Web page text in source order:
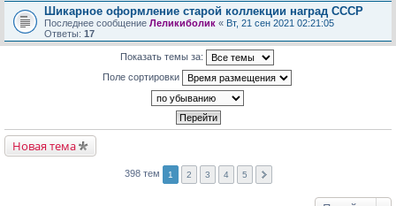
Шикарное оформление старой коллекции наград СССР
Последнее сообщение Леликиболик « Вт, 21 сен 2021 02:21:05
Ответы: 17
Показать темы за:
Поле сортировки
Новая тема
398 тем 1 2 3 4 5